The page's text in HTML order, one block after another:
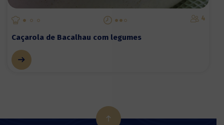
4
Caçarola de Bacalhau com legumes